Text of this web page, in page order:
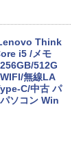
Think
i5 /メモ
512G
無線LA
C/中古 パ
ソコン Win